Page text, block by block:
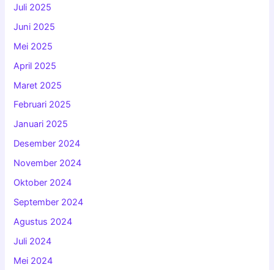
Juli 2025
Juni 2025
Mei 2025
April 2025
Maret 2025
Februari 2025
Januari 2025
Desember 2024
November 2024
Oktober 2024
September 2024
Agustus 2024
Juli 2024
Mei 2024